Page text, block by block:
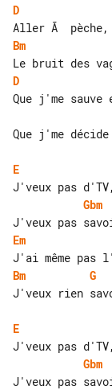
D
Bm
D
Que j'me
E
Gbm
Em
Bm
G
J'veux rien
E
Gbm